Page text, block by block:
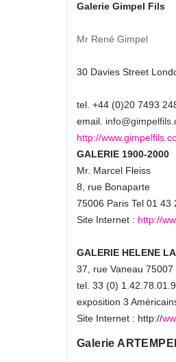
Galerie Gimpel Fils
Mr René Gimpel
30 Davies Street
tel. +44 (0)20 7493
email.
http://
GALERIE 1900-2000
Mr. Marcel Fleiss
8, rue Bonaparte
75006 Paris Tel 01 43
Site Internet : http://
GALERIE HELENE
37, rue Vaneau 75007
tel. 33 (0)
exposition 3
Site Internet : http://
Galerie